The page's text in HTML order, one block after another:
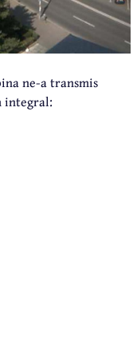
ne-a transmis
integral: